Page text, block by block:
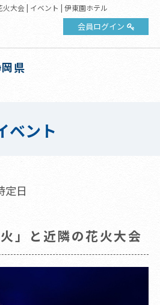
大会 | イベント | 伊東園ホテル
会員ログイン
県
ベント
定日
」と近隣の花火大会